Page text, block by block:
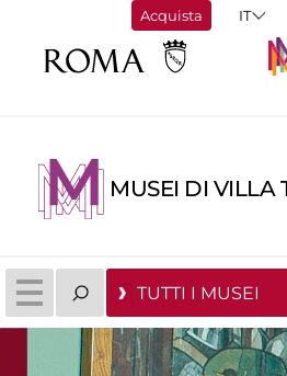
Acquista
MUSEI DI VILLA
TUTTI I MUSEI